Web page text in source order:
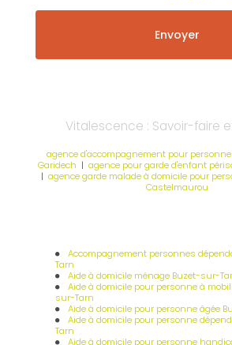
Vitalescence : Savoir-faire
agence d'accompagnement pour
Garidech | agence pour garde d'enfant
| agence garde malade à domicile pour
Castelmaurou
Accompagnement personnes
Tarn
Aide à domicile ménage Buzet-sur-
Aide à domicile pour personne à
sur-Tarn
Aide à domicile pour personne âgée
Aide à domicile pour personne
Tarn
Aide à domicile pour personne